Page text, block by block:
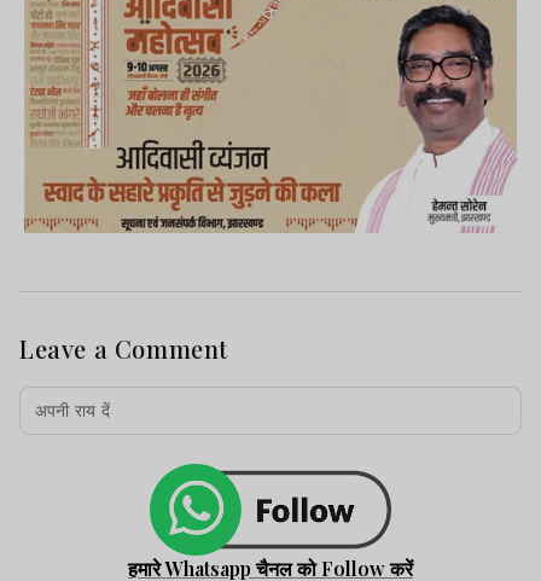
Leave a Comment
हमारे Whatsapp चैनल को Follow करें